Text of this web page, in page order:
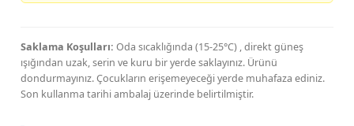
Saklama Koşulları: Oda sıcaklığında (15-25°C) , direkt güneş
ışığından uzak, serin ve kuru bir yerde saklayınız. Ürünü
dondurmayınız. Çocukların erişemeyeceği yerde muhafaza ediniz.
Son kullanma tarihi ambalaj üzerinde belirtilmiştir.